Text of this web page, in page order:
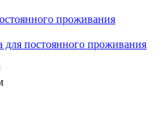
проживания